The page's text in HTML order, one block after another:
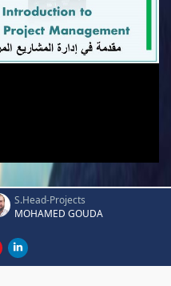
S.Head-Projects
MOHAMED GOUDA